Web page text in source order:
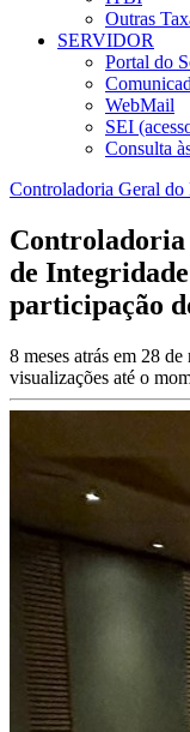
Outras
SERVIDOR
Portal do
WebMail
SEI
Consulta
Controladoria Geral
de
participação
8 meses atrás em 28
visualizações até o